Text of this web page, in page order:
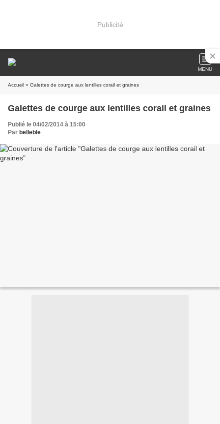
Publicité
MENU
Accueil » Galettes de courge aux lentilles corail et graines
Galettes de courge aux lentilles corail et graines
Publié le 04/02/2014 à 15:00
Par belleble